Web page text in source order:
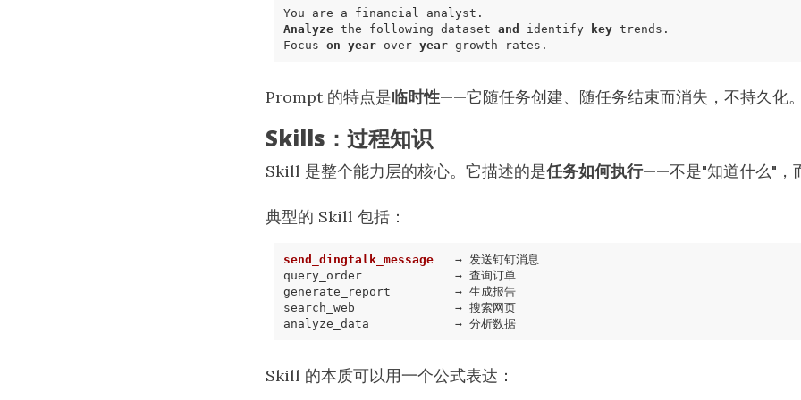
Analyze the following dataset and identify key
Focus on year-over-year
Prompt 的特点是临时性——它随任务创建、随任务结束而消失，不持久化。
Skills：过程知识
Skill 是整个能力层的核心。它描述的是任务如何执行——不是"知道什么"，
典型的 Skill 包括：
send_dingtalk_message
query_order             → 查询订单
generate_report         → 生成报告
search_web              → 搜索网页
analyze_data            → 分析数据
Skill 的本质可以用一个公式表达：